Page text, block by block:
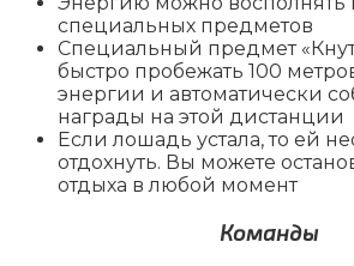
специальных предметов
Специальный предмет
быстро пробежать 100
энергии и автоматически
награды на этой дистанции
Если лошадь устала, то ей
отдохнуть. Вы можете
отдыха в любой момент
Команды